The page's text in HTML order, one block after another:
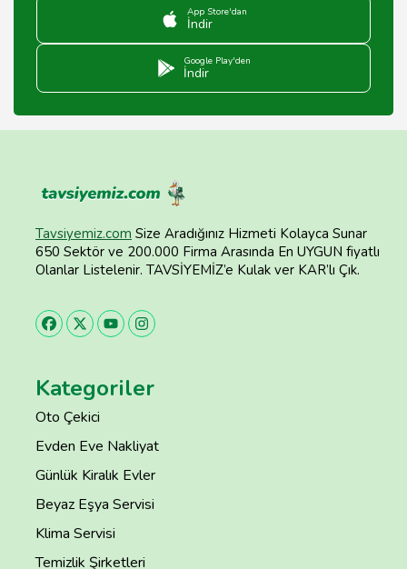
App Store'dan
İndir
Google Play'den
İndir
Tavsiyemiz.com Size Aradığınız Hizmeti Kolayca Sunar
650 Sektör ve 200.000 Firma Arasında En UYGUN fiyatlı
Olanlar Listelenir. TAVSİYEMİZ’e Kulak ver KAR’lı Çık.
Kategoriler
Oto Çekici
Evden Eve Nakliyat
Günlük Kiralık Evler
Beyaz Eşya Servisi
Klima Servisi
Temizlik Şirketleri